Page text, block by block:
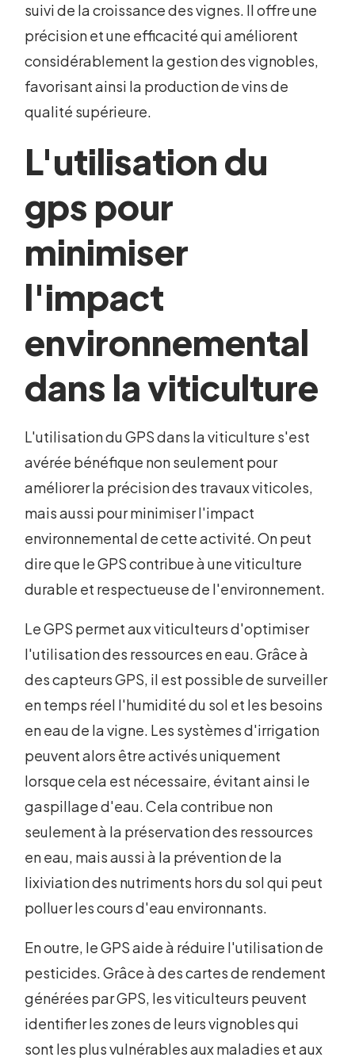
suivi de la croissance des vignes. Il offre une
précision et une efficacité qui améliorent
considérablement la gestion des vignobles,
favorisant ainsi la production de vins de
qualité supérieure.
L'utilisation du
gps pour
minimiser
l'impact
environnemental
dans la viticulture
L'utilisation du GPS dans la viticulture s'est
avérée bénéfique non seulement pour
améliorer la précision des travaux viticoles,
mais aussi pour minimiser l'impact
environnemental de cette activité. On peut
dire que le GPS contribue à une viticulture
durable et respectueuse de l'environnement.
Le GPS permet aux viticulteurs d'optimiser
l'utilisation des ressources en eau. Grâce à
des capteurs GPS, il est possible de surveiller
en temps réel l'humidité du sol et les besoins
en eau de la vigne. Les systèmes d'irrigation
peuvent alors être activés uniquement
lorsque cela est nécessaire, évitant ainsi le
gaspillage d'eau. Cela contribue non
seulement à la préservation des ressources
en eau, mais aussi à la prévention de la
lixiviation des nutriments hors du sol qui peut
polluer les cours d'eau environnants.
En outre, le GPS aide à réduire l'utilisation de
pesticides. Grâce à des cartes de rendement
générées par GPS, les viticulteurs peuvent
identifier les zones de leurs vignobles qui
sont les plus vulnérables aux maladies et aux